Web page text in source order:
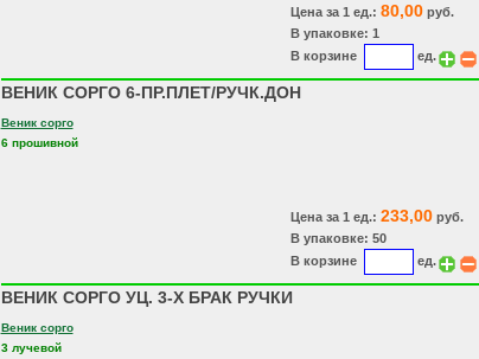
Цена за 1 ед.: 80,00руб.
В упаковке: 1
В корзине
ед.
ВЕНИК СОРГО 6-ПР.ПЛЕТ/РУЧК.ДОН
Веник сорго
6 прошивной
Цена за 1 ед.: 233,00руб.
В упаковке: 50
В корзине
ед.
ВЕНИК СОРГО УЦ. 3-Х БРАК РУЧКИ
Веник сорго
3 лучевой